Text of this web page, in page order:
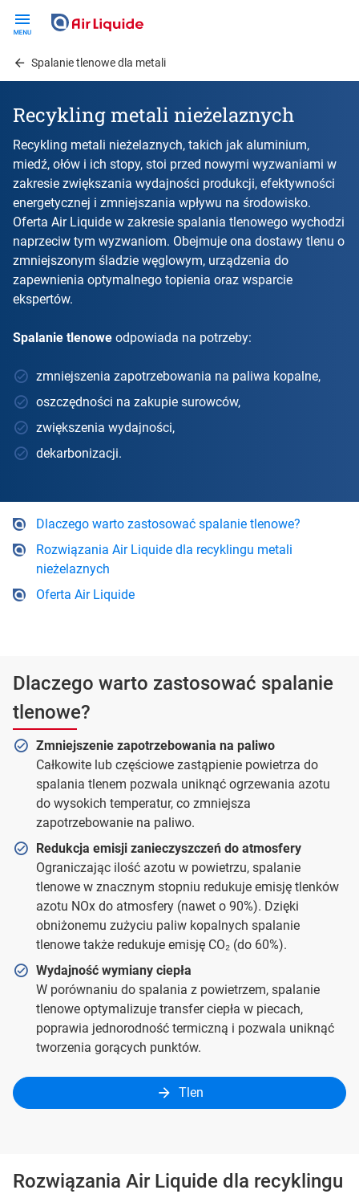
contentSpalanie tlenowe dla metali
Recykling metali nieżelaznych
Recykling metali nieżelaznych, takich jak aluminium,
miedź, ołów i ich stopy, stoi przed nowymi wyzwaniami w
zakresie zwiększania wydajności produkcji, efektywności
energetycznej i zmniejszania wpływu na środowisko.
Oferta Air Liquide w zakresie spalania tlenowego wychodzi
naprzeciw tym wyzwaniom. Obejmuje ona dostawy tlenu o
zmniejszonym śladzie węglowym, urządzenia do
zapewnienia optymalnego topienia oraz wsparcie
ekspertów.
Spalanie tlenowe odpowiada na potrzeby:
zmniejszenia zapotrzebowania na paliwa kopalne,
oszczędności na zakupie surowców,
zwiększenia wydajności,
dekarbonizacji.
Dlaczego warto zastosować spalanie tlenowe?
Rozwiązania Air Liquide dla recyklingu metali
nieżelaznych
Oferta Air Liquide
Dlaczego warto zastosować spalanie
tlenowe?
Zmniejszenie zapotrzebowania na paliwo
Całkowite lub częściowe zastąpienie powietrza do
spalania tlenem pozwala uniknąć ogrzewania azotu
do wysokich temperatur, co zmniejsza
zapotrzebowanie na paliwo.
Redukcja emisji zanieczyszczeń do atmosfery
Ograniczając ilość azotu w powietrzu, spalanie
tlenowe w znacznym stopniu redukuje emisję tlenków
azotu NOx do atmosfery (nawet o 90%). Dzięki
obniżonemu zużyciu paliw kopalnych spalanie
tlenowe także redukuje emisję CO₂ (do 60%).
Wydajność wymiany ciepła
W porównaniu do spalania z powietrzem, spalanie
tlenowe optymalizuje transfer ciepła w piecach,
poprawia jednorodność termiczną i pozwala uniknąć
tworzenia gorących punktów.
Tlen
Rozwiązania Air Liquide dla recyklingu